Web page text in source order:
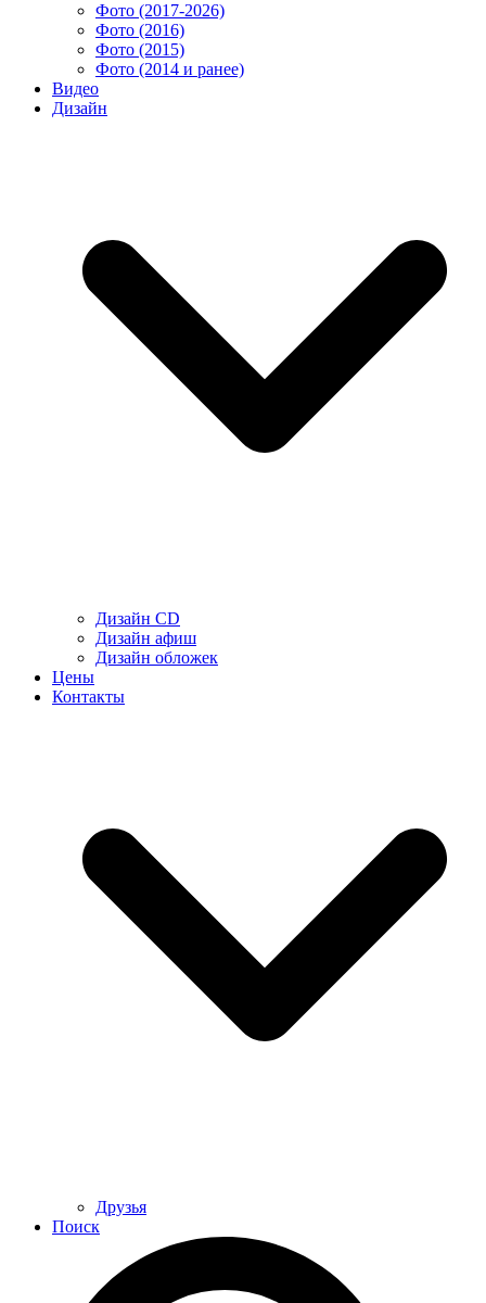
Фото (2017-2026)
Фото (2016)
Фото (2015)
Фото (2014 и ранее)
Видео
Дизайн
Дизайн CD
Дизайн афиш
Дизайн обложек
Цены
Контакты
Друзья
Поиск